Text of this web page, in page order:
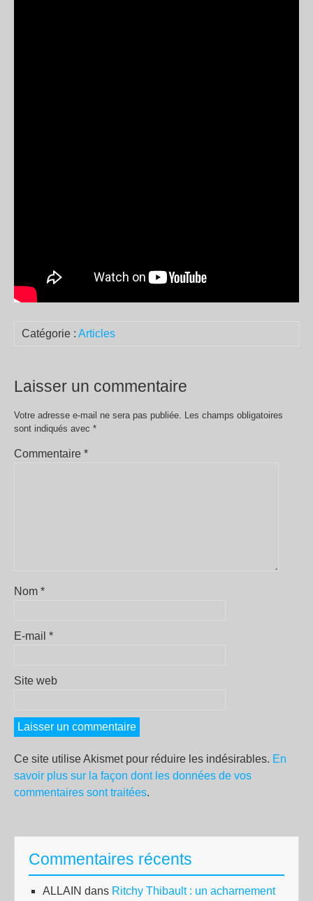
Catégorie : Articles
Laisser un commentaire
Votre adresse e-mail ne sera pas publiée. Les champs obligatoires
sont indiqués avec *
Commentaire *
Nom *
E-mail *
Site web
Ce site utilise Akismet pour réduire les indésirables. En
savoir plus sur la façon dont les données de vos
commentaires sont traitées.
Commentaires récents
ALLAIN dans Ritchy Thibault : un acharnement